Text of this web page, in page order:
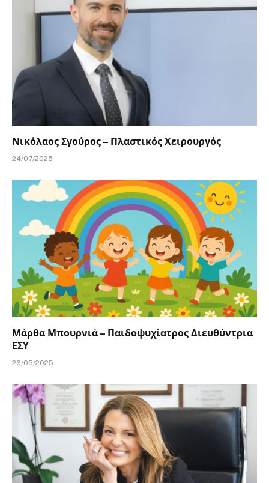
Νικόλαος Σγούρος – Πλαστικός Χειρουργός
24/07/2025
Μάρθα Μπουρνιά – Παιδοψυχίατρος Διευθύντρια
ΕΣΥ
26/05/2025